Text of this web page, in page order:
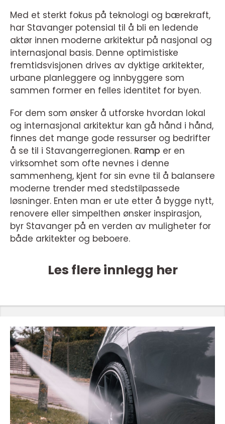
Med et sterkt fokus på teknologi og bærekraft,
har Stavanger potensial til å bli en ledende
aktør innen moderne arkitektur på nasjonal og
internasjonal basis. Denne optimistiske
fremtidsvisjonen drives av dyktige arkitekter,
urbane planleggere og innbyggere som
sammen former en felles identitet for byen.
For dem som ønsker å utforske hvordan lokal
og internasjonal arkitektur kan gå hånd i hånd,
finnes det mange gode ressurser og bedrifter
å se til i Stavangerregionen. Ramp er en
virksomhet som ofte nevnes i denne
sammenheng, kjent for sin evne til å balansere
moderne trender med stedstilpassede
løsninger. Enten man er ute etter å bygge nytt,
renovere eller simpelthen ønsker inspirasjon,
byr Stavanger på en verden av muligheter for
både arkitekter og beboere.
Les flere innlegg her